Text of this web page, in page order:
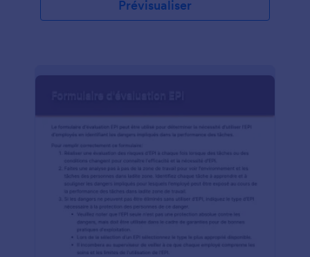
confidentialité des données, le RGPD ou la HIPAA,
devrait recevoir les informations relatives à la
référence, ou vous pouvez imprimer un document
PDF du formulaire et laisser le patient tenir du
document et laissez-le soumettre la référence au
Prévisualiser